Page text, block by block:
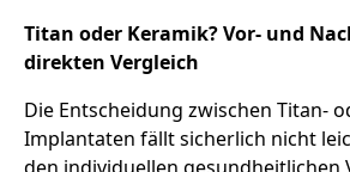
Titan oder Keramik? Vor- und
direkten Vergleich
Die Entscheidung zwischen Titan-
Implantaten fällt sicherlich nicht